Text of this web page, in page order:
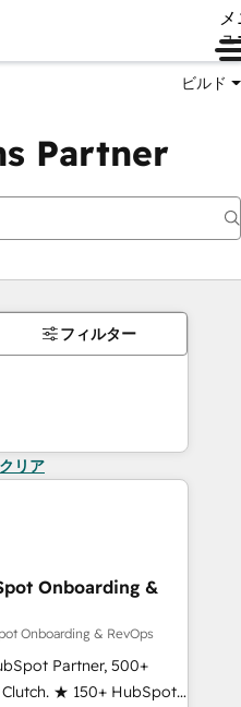
ュ
ビルド
Partner
フィルター
リア
Onboarding &
Onboarding & RevOps
Partner, 500+
★ 150+ HubSpot